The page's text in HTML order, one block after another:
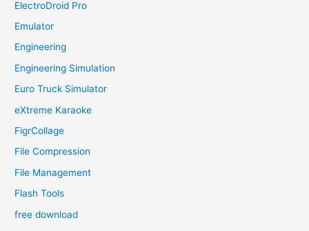
ElectroDroid Pro
Emulator
Engineering
Engineering Simulation
Euro Truck Simulator
eXtreme Karaoke
FigrCollage
File Compression
File Management
Flash Tools
free download